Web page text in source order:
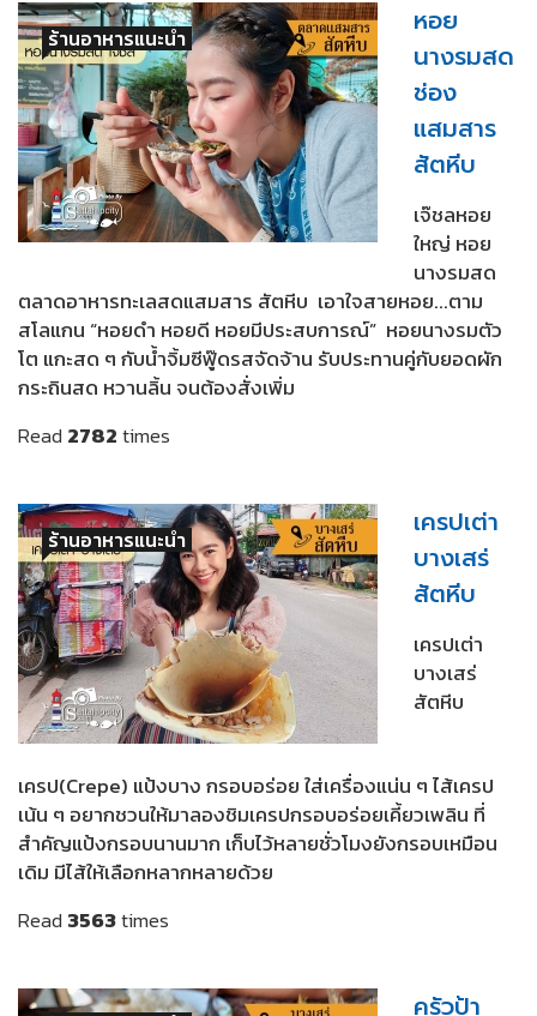
ร้านอาหารแนะนำ
หอย
นางรมสด
ช่อง
แสมสาร
สัตหีบ
เจ๊ชลหอย
ใหญ่ หอย
นางรมสด
ตลาดอาหารทะเลสดแสมสาร สัตหีบ เอาใจสายหอย...ตาม
สโลแกน “หอยดำ หอยดี หอยมีประสบการณ์” หอยนางรมตัว
โต แกะสด ๆ กับน้ำจิ้มซีฟู๊ดรสจัดจ้าน รับประทานคู่กับยอดผัก
กระถินสด หวานลิ้น จนต้องสั่งเพิ่ม
Read 2782times
ร้านอาหารแนะนำ
เครปเต่า
บางเสร่
สัตหีบ
เครปเต่า
บางเสร่
สัตหีบ
เครป(Crepe) แป้งบาง กรอบอร่อย ใส่เครื่องแน่น ๆ ไส้เครป
เน้น ๆ อยากชวนให้มาลองชิมเครปกรอบอร่อยเคี้ยวเพลิน ที่
สำคัญแป้งกรอบนานมาก เก็บไว้หลายชั่วโมงยังกรอบเหมือน
เดิม มีไส้ให้เลือกหลากหลายด้วย
Read 3563times
ครัวป้า